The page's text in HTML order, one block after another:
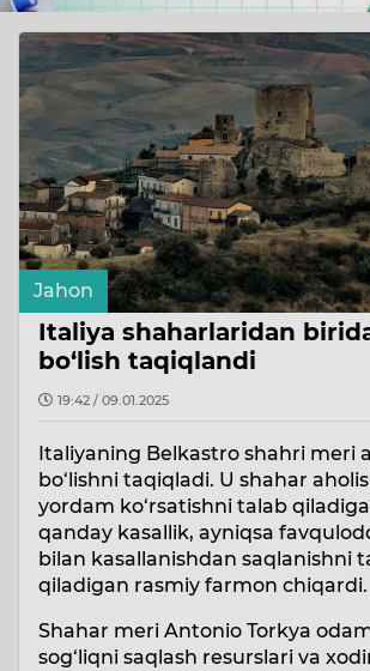
Jahon
Italiya shaharlaridan
bo‘lish taqiqlandi
19:42 / 09.01.2025
Italiyaning Belkastro shahri meri
bo‘lishni taqiqladi. U shahar
yordam ko‘rsatishni talab
qanday kasallik, ayniqsa
bilan kasallanishdan saqlanishni
qiladigan rasmiy farmon chiqardi.
Shahar meri Antonio Torkya
sog‘liqni saqlash resurslari va